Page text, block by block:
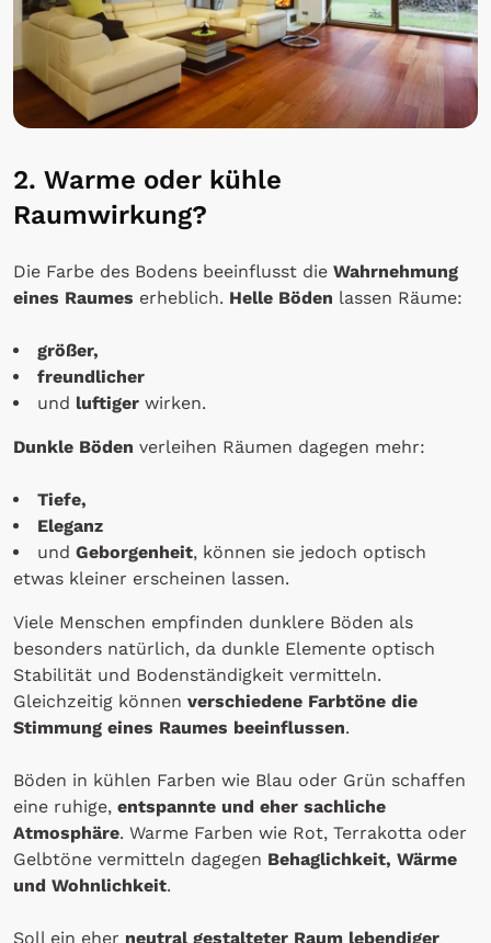
2. Warme oder kühle
Raumwirkung?
Die Farbe des Bodens beeinflusst die Wahrnehmung
eines Raumes erheblich. Helle Böden lassen Räume:
größer,
freundlicher
und luftiger wirken.
Dunkle Böden verleihen Räumen dagegen mehr:
Tiefe,
Eleganz
und Geborgenheit, können sie jedoch optisch
etwas kleiner erscheinen lassen.
Viele Menschen empfinden dunklere Böden als
besonders natürlich, da dunkle Elemente optisch
Stabilität und Bodenständigkeit vermitteln.
Gleichzeitig können verschiedene Farbtöne die
Stimmung eines Raumes beeinflussen.
Böden in kühlen Farben wie Blau oder Grün schaffen
eine ruhige, entspannte und eher sachliche
Atmosphäre. Warme Farben wie Rot, Terrakotta oder
Gelbtöne vermitteln dagegen Behaglichkeit, Wärme
und Wohnlichkeit.
Soll ein eher neutral gestalteter Raum lebendiger